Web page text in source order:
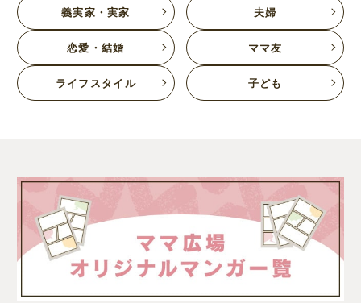
義実家・実家 夫婦
恋愛・結婚 ママ友
ライフスタイル 子ども